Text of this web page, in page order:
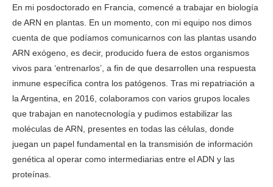
En mi posdoctorado en Francia, comencé a trabajar en biología
de ARN en plantas. En un momento, con mi equipo nos dimos
cuenta de que podíamos comunicarnos con las plantas usando
ARN exógeno, es decir, producido fuera de estos organismos
vivos para ‘entrenarlos’, a fin de que desarrollen una respuesta
inmune específica contra los patógenos. Tras mi repatriación a
la Argentina, en 2016, colaboramos con varios grupos locales
que trabajan en nanotecnología y pudimos estabilizar las
moléculas de ARN, presentes en todas las células, donde
juegan un papel fundamental en la transmisión de información
genética al operar como intermediarias entre el ADN y las
proteínas.